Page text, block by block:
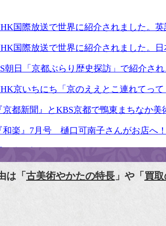
国際放送で世界に紹介されました。英
国際放送で世界に紹介されました。
朝日「京都ぶらり歴史探訪」で紹介さ
京いちにち「京のええとこ連れてっ
京都新聞』とKBS京都で鴨東まちなか
和楽』7月号 樋口可南子さんがお店へ！
樋口可南子の古寺散歩』（5月17日発行
は「 古美術やかたの特長 」や「 買